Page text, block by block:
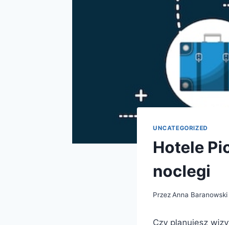
UNCATEGORIZED
Hotele
noclegi
PrzezAnna Baranowski
Czy planujesz